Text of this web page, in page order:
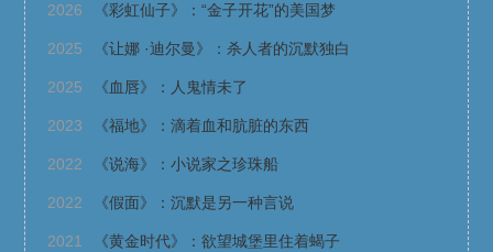
2026 《彩虹仙子》：“金子开花”的美国梦
2025 《让娜 ·迪尔曼》：杀人者的沉默独白
2025 《血唇》：人鬼情未了
2023 《福地》：滴着血和肮脏的东西
2022 《说海》：小说家之珍珠船
2022 《假面》：沉默是另一种言说
2021 《黄金时代》：欲望城堡里住着蝎子